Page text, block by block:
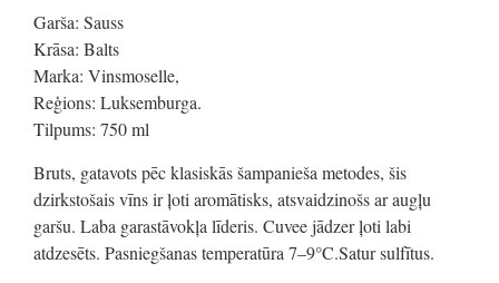
Garša: Sauss
Krāsa: Balts
Marka: Vinsmoselle,
Reģions: Luksemburga.
Tilpums: 750 ml
Bruts, gatavots pēc klasiskās šampanieša metodes, šis
dzirkstošais vīns ir ļoti aromātisks, atsvaidzinošs ar augļu
garšu. Laba garastāvokļa līderis. Cuvee jādzer ļoti labi
atdzesēts. Pasniegšanas temperatūra 7–9°C.Satur sulfītus.